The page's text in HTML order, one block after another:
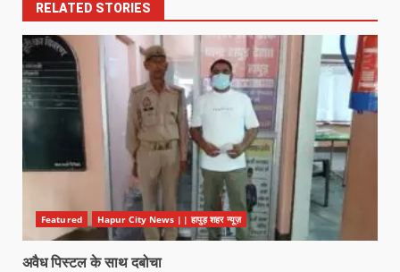
RELATED STORIES
Featured Hapur City News || हापुड़ शहर न्यूज़
अवैध पिस्टल के साथ दबोचा